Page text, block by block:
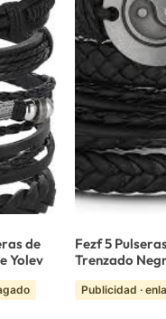
de
Yolev
Fezf 5
Trenzado
Publicidad ·